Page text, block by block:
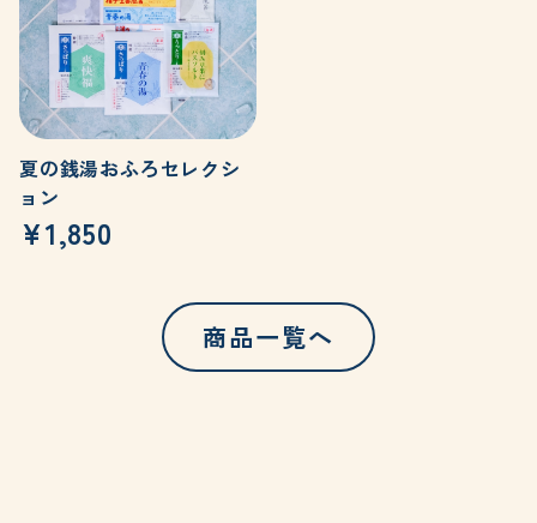
夏の銭湯おふろセレクシ
ョン
¥1,850
商品一覧へ